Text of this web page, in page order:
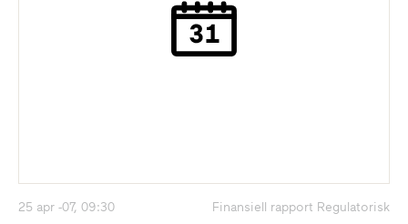
25 apr -07, 09:30 Finansiell rapport Regulatorisk